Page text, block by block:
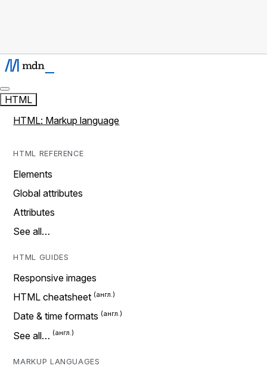
HTML
HTML: Markup language
HTML REFERENCE
Elements
Global attributes
Attributes
See all…
HTML GUIDES
Responsive images
HTML cheatsheet
Date & time formats
See all…
MARKUP LANGUAGES